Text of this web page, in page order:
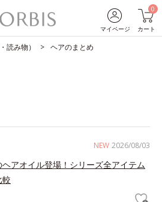
マイページ
0
カート
読み物） ヘアのまとめ
NEW 2026/08/03
ヘアオイル登場！シリーズ全アイテム
較